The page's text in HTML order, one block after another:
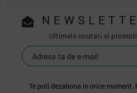
Ultimele noutati si
Te poti dezabona in orice moment.